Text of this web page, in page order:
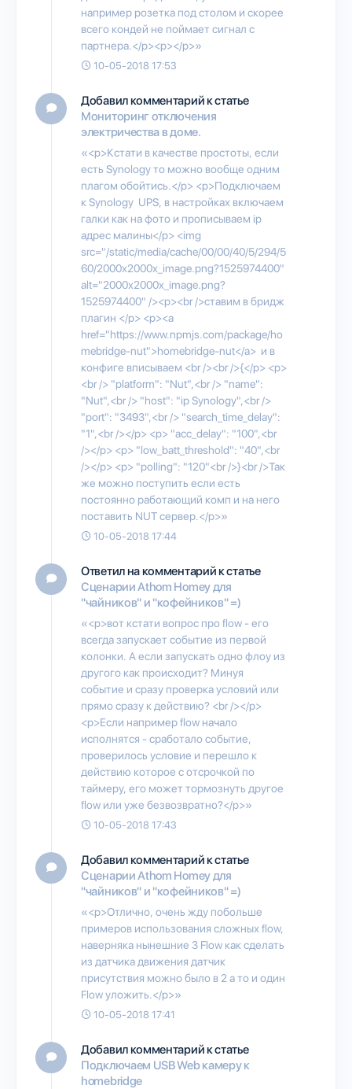
например розетка под столом и скорее
всего кондей не поймает сигнал с
партнера.</p><p></p>»
10-05-2018 17:53
Добавил комментарий к статье
Мониторинг отключения
электричества в доме.
«<p>Кстати в качестве простоты, если
есть Synology то можно вообще одним
плагом обойтись.</p> <p>Подключаем
к Synology UPS, в настройках включаем
галки как на фото и прописываем ip
адрес малины</p> <img
src="/static/media/cache/00/00/40/5/294/5
60/2000x2000x_image.png?1525974400"
alt="2000x2000x_image.png?
1525974400" /><p><br />ставим в бридж
плагин </p> <p><a
href="https://www.npmjs.com/package/ho
mebridge-nut">homebridge-nut</a> и в
конфиге вписываем <br /><br />{</p> <p>
<br /> "platform": "Nut",<br /> "name":
"Nut",<br /> "host": "ip Synology",<br />
"port": "3493",<br /> "search_time_delay":
"1",<br /></p> <p> "acc_delay": "100",<br
/></p> <p> "low_batt_threshold": "40",<br
/></p> <p> "polling": "120"<br />}<br />Так
же можно поступить если есть
постоянно работающий комп и на него
поставить NUT сервер.</p>»
10-05-2018 17:44
Ответил на комментарий к статье
Сценарии Athom Homey для
"чайников" и "кофейников" =)
«<p>вот кстати вопрос про flow - его
всегда запускает событие из первой
колонки. А если запускать одно флоу из
другого как происходит? Минуя
событие и сразу проверка условий или
прямо сразу к действию? <br /></p>
<p>Если например flow начало
исполнятся - сработало событие,
проверилось условие и перешло к
действию которое с отсрочкой по
таймеру, его может тормознуть другое
flow или уже безвозвратно?</p>»
10-05-2018 17:43
Добавил комментарий к статье
Сценарии Athom Homey для
"чайников" и "кофейников" =)
«<p>Отлично, очень жду побольше
примеров использования сложных flow,
наверняка нынешние 3 Flow как сделать
из датчика движения датчик
присутствия можно было в 2 а то и один
Flow уложить.</p>»
10-05-2018 17:41
Добавил комментарий к статье
Подключаем USB Web камеру к
homebridge